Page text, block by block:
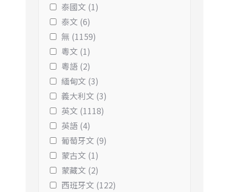
泰國文 (1)
泰文 (6)
無 (1159)
粵文 (1)
粵語 (2)
緬甸文 (3)
義大利文 (3)
英文 (1118)
英語 (4)
葡萄牙文 (9)
蒙古文 (1)
蒙藏文 (2)
西班牙文 (122)